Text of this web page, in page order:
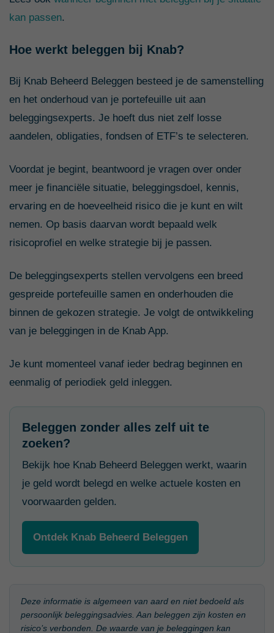
kan passen.
Hoe werkt beleggen bij Knab?
Bij Knab Beheerd Beleggen besteed je de samenstelling
en het onderhoud van je portefeuille uit aan
beleggingsexperts. Je hoeft dus niet zelf losse
aandelen, obligaties, fondsen of ETF’s te selecteren.
Voordat je begint, beantwoord je vragen over onder
meer je financiële situatie, beleggingsdoel, kennis,
ervaring en de hoeveelheid risico die je kunt en wilt
nemen. Op basis daarvan wordt bepaald welk
risicoprofiel en welke strategie bij je passen.
De beleggingsexperts stellen vervolgens een breed
gespreide portefeuille samen en onderhouden die
binnen de gekozen strategie. Je volgt de ontwikkeling
van je beleggingen in de Knab App.
Je kunt momenteel vanaf ieder bedrag beginnen en
eenmalig of periodiek geld inleggen.
Beleggen zonder alles zelf uit te
zoeken?
Bekijk hoe Knab Beheerd Beleggen werkt, waarin
je geld wordt belegd en welke actuele kosten en
voorwaarden gelden.
Ontdek Knab Beheerd Beleggen
Deze informatie is algemeen van aard en niet bedoeld als
persoonlijk beleggingsadvies. Aan beleggen zijn kosten en
risico’s verbonden. De waarde van je beleggingen kan